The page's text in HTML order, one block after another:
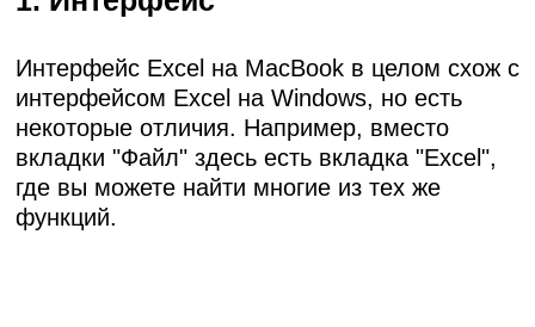
Интерфейс Excel на MacBook в целом схож с
интерфейсом Excel на Windows, но есть
некоторые отличия. Например, вместо
вкладки "Файл" здесь есть вкладка "Excel",
где вы можете найти многие из тех же
функций.